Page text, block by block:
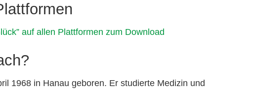
auf allen Plattformen zum Download
1968 in Hanau geboren. Er studierte Medizin und